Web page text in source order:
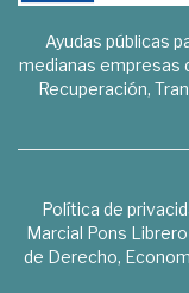
Ayudas públicas
medianas empresas
Recuperación,
Política de
Marcial Pons
de Derecho,